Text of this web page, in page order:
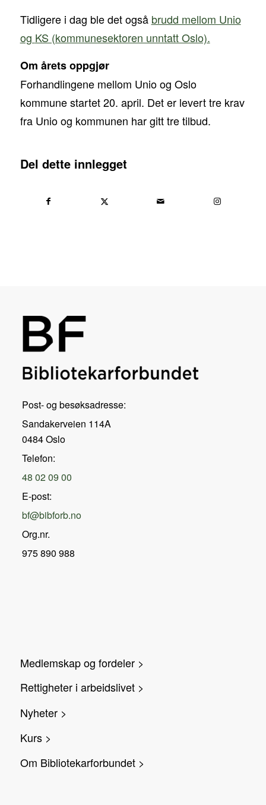
Tidligere i dag ble det også brudd mellom Unio
og KS (kommunesektoren unntatt Oslo).
Om årets oppgjør
Forhandlingene mellom Unio og Oslo
kommune startet 20. april. Det er levert tre krav
fra Unio og kommunen har gitt tre tilbud.
Del dette innlegget
Post- og besøksadresse:
Sandakerveien 114A
0484 Oslo
Telefon:
48 02 09 00
E-post:
bf@bibforb.no
Org.nr.
975 890 988
Medlemskap og fordeler >
Rettigheter i arbeidslivet >
Nyheter >
Kurs >
Om Bibliotekarforbundet >